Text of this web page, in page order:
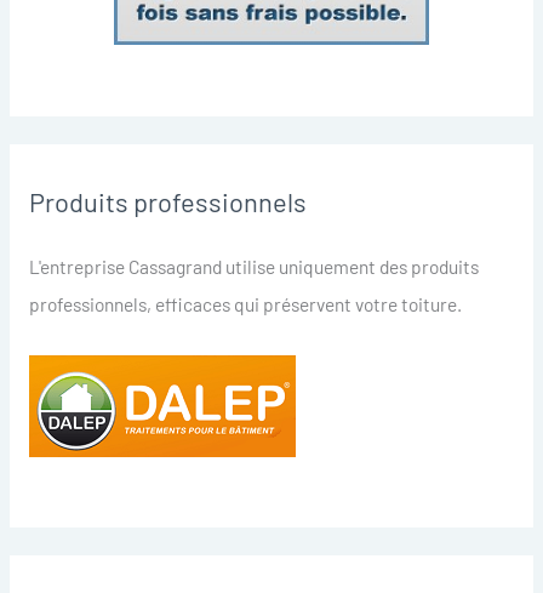
Produits professionnels
L'entreprise Cassagrand utilise uniquement des produits
professionnels, efficaces qui préservent votre toiture.